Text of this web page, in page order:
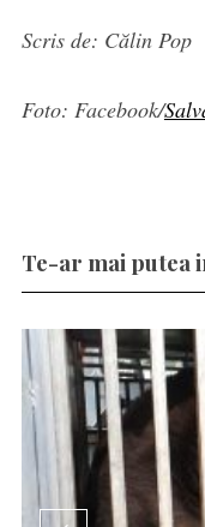
Scris de: Călin Pop
Foto: Facebook/
Te-ar mai putea